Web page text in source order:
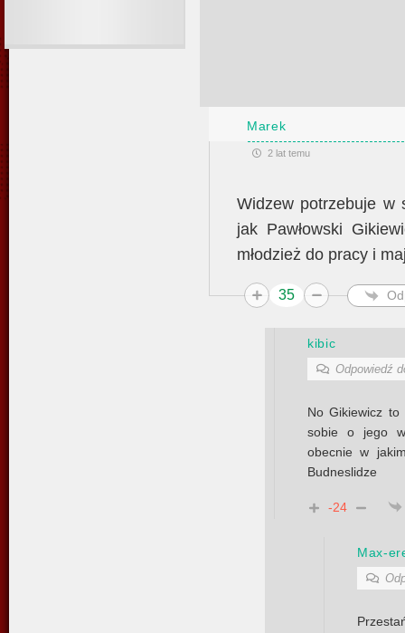
Marek
2 lat temu
Widzew potrzebuje w
jak Pawłowski
młodzież do pracy i
35
kibic
Odpowiedź
No Gikiewicz to
sobie o jego
obecnie w
Budneslidze
-24
Max-